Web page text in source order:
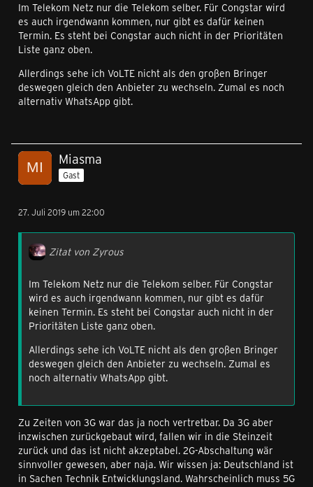
Im Telekom Netz nur die Telekom selber. Für Congstar wird
es auch irgendwann kommen, nur gibt es dafür keinen
Termin. Es steht bei Congstar auch nicht in der Prioritäten
Liste ganz oben.
Allerdings sehe ich VoLTE nicht als den großen Bringer
deswegen gleich den Anbieter zu wechseln. Zumal es noch
alternativ WhatsApp gibt.
Miasma
Gast
27. Juli 2019 um 22:00
Zitat von Zyrous
Im Telekom Netz nur die Telekom selber. Für Congstar
wird es auch irgendwann kommen, nur gibt es dafür
keinen Termin. Es steht bei Congstar auch nicht in der
Prioritäten Liste ganz oben.
Allerdings sehe ich VoLTE nicht als den großen Bringer
deswegen gleich den Anbieter zu wechseln. Zumal es
noch alternativ WhatsApp gibt.
Zu Zeiten von 3G war das ja noch vertretbar. Da 3G aber
inzwischen zurückgebaut wird, fallen wir in die Steinzeit
zurück und das ist nicht akzeptabel. 2G-Abschaltung wär
sinnvoller gewesen, aber naja. Wir wissen ja: Deutschland ist
in Sachen Technik Entwicklungsland. Wahrscheinlich muss 5G